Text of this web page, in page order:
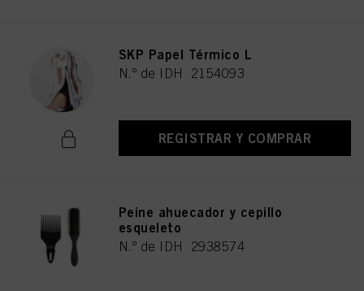
SKP Papel Térmico L
N.º de IDH 2154093
REGISTRAR Y COMPRAR
Peine ahuecador y cepillo
esqueleto
N.º de IDH 2938574